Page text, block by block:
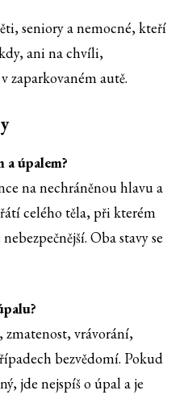
seniory a nemocné, kteří
ani na chvíli,
zaparkovaném autě.
a úpalem?
na nechráněnou hlavu a
celého těla, při kterém
Oba stavy se
zmatenost, vrávorání,
bezvědomí. Pokud
jde nejspíš o úpal a je